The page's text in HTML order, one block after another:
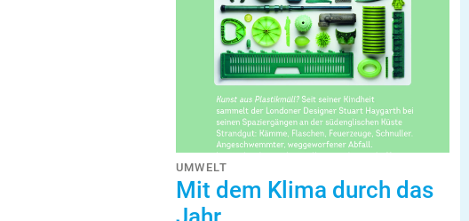
UMWELT
Mit dem Klima durch das